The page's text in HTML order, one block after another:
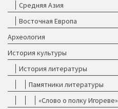
Средняя Азия
Восточная Европа
Археология
История культуры
История литературы
Памятники литературы
«Слово о полку Игореве»